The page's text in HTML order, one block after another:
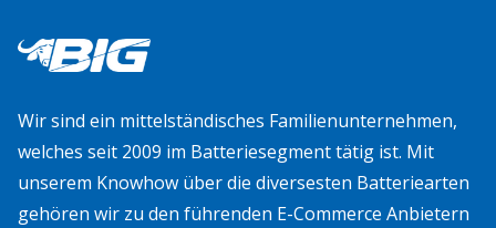
Wir sind ein mittelständisches Familienunternehmen,
welches seit 2009 im Batteriesegment tätig ist. Mit
unserem Knowhow über die diversesten Batteriearten
gehören wir zu den führenden E-Commerce Anbietern